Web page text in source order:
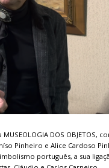
DOS OBJETOS,
Pinheiro e Alice Cardoso
português, a sua